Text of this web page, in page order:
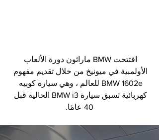
افتتحت BMW ماراثون دورة الألعاب
الأولمبية في ميونيخ من خلال تقديم مفهوم
BMW 1602e للعالم ، وهي سيارة كوبيه
كهربائية تسبق سيارة BMW i3 الحالية قبل
40 عامًا.